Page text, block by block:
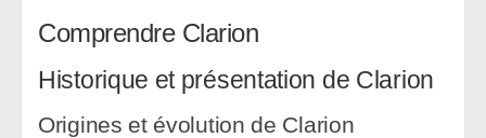
Comprendre Clarion
Historique et présentation de Clarion
Origines et évolution de Clarion